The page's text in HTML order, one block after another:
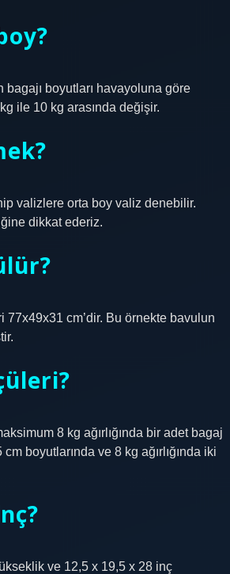
bagajı boyutları havayoluna göre
ile 10 kg arasında değişir.
valizlere orta boy valiz denebilir.
dikkat ederiz.
77x49x31 cm’dir. Bu örnekte bavulun
8 kg ağırlığında bir adet bagaj
boyutlarında ve 8 kg ağırlığında iki
ve 12,5 x 19,5 x 28 inç